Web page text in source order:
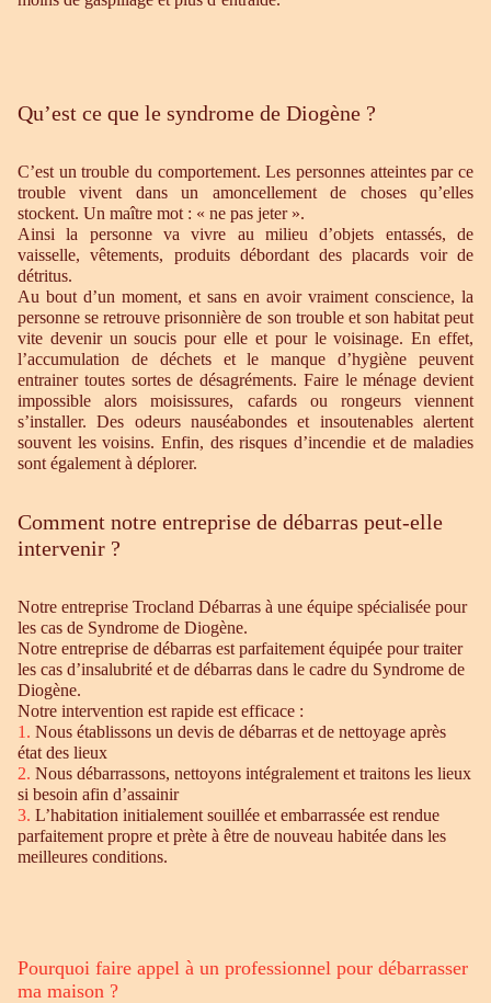
Qu’est ce que le syndrome de Diogène ?
C’est un trouble du comportement. Les personnes atteintes par ce
trouble vivent dans un amoncellement de choses qu’elles
stockent. Un maître mot : « ne pas jeter ».
Ainsi la personne va vivre au milieu d’objets entassés, de
vaisselle, vêtements, produits débordant des placards voir de
détritus.
Au bout d’un moment, et sans en avoir vraiment conscience, la
personne se retrouve prisonnière de son trouble et son habitat peut
vite devenir un soucis pour elle et pour le voisinage. En effet,
l’accumulation de déchets et le manque d’hygiène peuvent
entrainer toutes sortes de désagréments. Faire le ménage devient
impossible alors moisissures, cafards ou rongeurs viennent
s’installer. Des odeurs nauséabondes et insoutenables alertent
souvent les voisins. Enfin, des risques d’incendie et de maladies
sont également à déplorer.
Comment notre entreprise de débarras peut-elle
intervenir ?
Notre entreprise Trocland Débarras à une équipe spécialisée pour
les cas de Syndrome de Diogène.
Notre entreprise de débarras est parfaitement équipée pour traiter
les cas d’insalubrité et de débarras dans le cadre du Syndrome de
Diogène.
Notre intervention est rapide est efficace :
1. Nous établissons un devis de débarras et de nettoyage après
état des lieux
2. Nous débarrassons, nettoyons intégralement et traitons les lieux
si besoin afin d’assainir
3. L’habitation initialement souillée et embarrassée est rendue
parfaitement propre et prète à être de nouveau habitée dans les
meilleures conditions.
Pourquoi faire appel à un professionnel pour débarrasser
ma maison ?